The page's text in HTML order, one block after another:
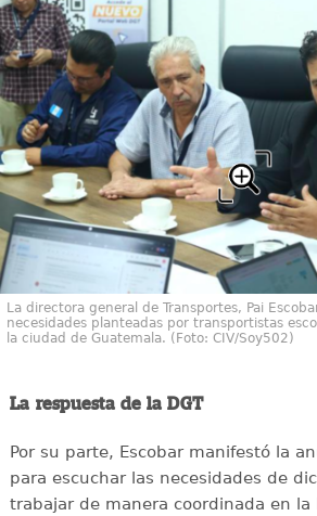
La directora general de Transportes, Pai
necesidades planteadas por transportistas
la ciudad de Guatemala. (Foto: CIV/Soy502)
La respuesta de la DGT
Por su parte, Escobar manifestó la
para escuchar las necesidades de
trabajar de manera coordinada en la